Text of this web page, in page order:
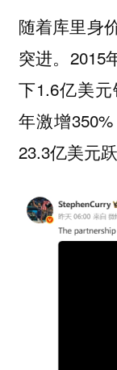
随着库里身
突进。2015
下1.6亿美
年激增
23.3亿美元